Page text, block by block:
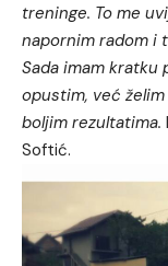
treninge. To me
napornim radom i
Sada imam kratku
opustim, već
boljim rezultatima.
Softić.